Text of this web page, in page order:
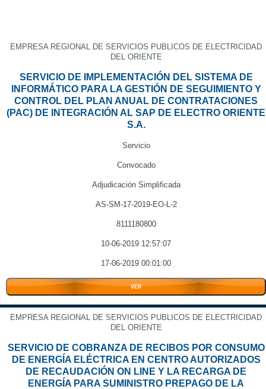
EMPRESA REGIONAL DE SERVICIOS PUBLICOS DE ELECTRICIDAD
DEL ORIENTE
SERVICIO DE IMPLEMENTACIÓN DEL SISTEMA DE
INFORMÁTICO PARA LA GESTIÓN DE SEGUIMIENTO Y
CONTROL DEL PLAN ANUAL DE CONTRATACIONES
(PAC) DE INTEGRACIÓN AL SAP DE ELECTRO ORIENTE
S.A.
Servicio
Convocado
Adjudicación Simplificada
AS-SM-17-2019-EO-L-2
8111180800
10-06-2019 12:57:07
17-06-2019 00:01:00
VER
EMPRESA REGIONAL DE SERVICIOS PUBLICOS DE ELECTRICIDAD
DEL ORIENTE
SERVICIO DE COBRANZA DE RECIBOS POR CONSUMO
DE ENERGÍA ELÉCTRICA EN CENTRO AUTORIZADOS
DE RECAUDACIÓN ON LINE Y LA RECARGA DE
ENERGÍA PARA SUMINISTRO PREPAGO DE LA